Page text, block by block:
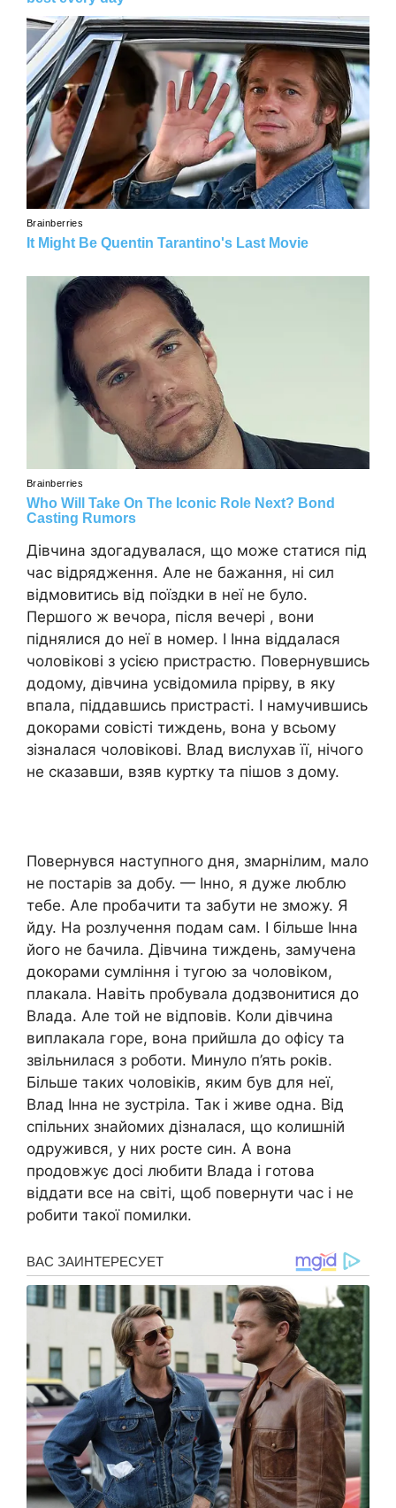
Дівчина здогадувалася, що може статися під
час відрядження. Але не бажання, ні сил
відмовитись від поїздки в неї не було.
Першого ж вечора, після вечері , вони
піднялися до неї в номер. І Інна віддалася
чоловікові з усією пристрастю. Повернувшись
додому, дівчина усвідомила прірву, в яку
впала, піддавшись пристрасті. І намучившись
докорами совісті тиждень, вона у всьому
зізналася чоловікові. Влад вислухав її, нічого
не сказавши, взяв куртку та пішов з дому.
Повернувся наступного дня, змарнілим, мало
не постарів за добу. — Інно, я дуже люблю
тебе. Але пробачити та забути не зможу. Я
йду. На розлучення подам сам. І більше Інна
його не бачила. Дівчина тиждень, замучена
докорами сумління і тугою за чоловіком,
плакала. Навіть пробувала додзвонитися до
Влада. Але той не відповів. Коли дівчина
виплакала горе, вона прийшла до офісу та
звільнилася з роботи. Минуло п’ять років.
Більше таких чоловіків, яким був для неї,
Влад Інна не зустріла. Так і живе одна. Від
спільних знайомих дізналася, що колишній
одружився, у них росте син. А вона
продовжує досі любити Влада і готова
віддати все на світі, щоб повернути час і не
робити такої помилки.